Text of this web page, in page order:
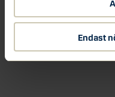
Endast